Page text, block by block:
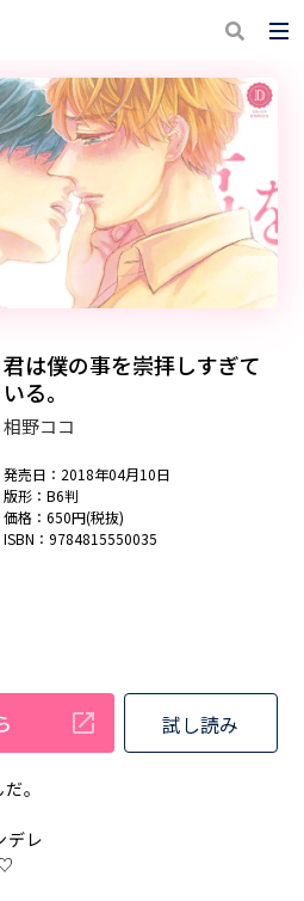
君は僕の事を崇拝しすぎて
いる。
相野ココ
発売日：2018年04月10日
版形：B6判
価格：650円(税抜)
ISBN：9784815550035
試し読み
。
デレ